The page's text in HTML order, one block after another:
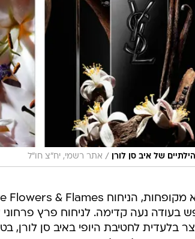
של איב סן לורן / אתר רשמי, יח"צ חו"ל
בעודה נעה קדימה. לניחוח פרץ
בלעדית לחטיבת היופי באיב סן לורן,